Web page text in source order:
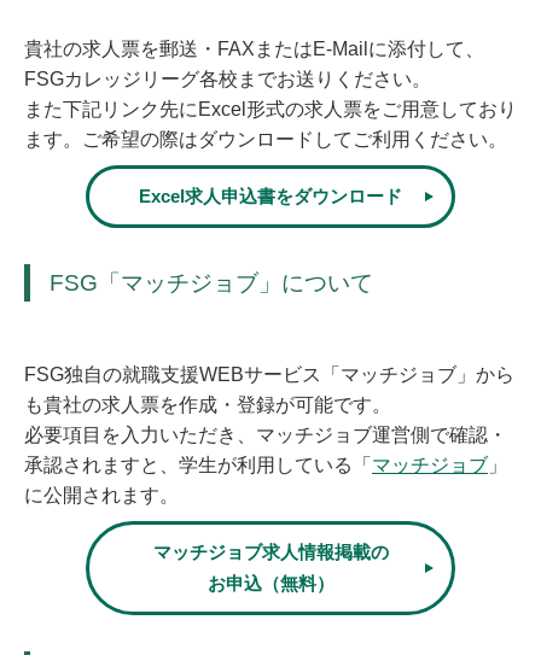
貴社の求人票を郵送・FAXまたはE-Mailに添付して、
FSGカレッジリーグ各校までお送りください。
また下記リンク先にExcel形式の求人票をご用意しており
ます。ご希望の際はダウンロードしてご利用ください。
Excel求人申込書をダウンロード
FSG「マッチジョブ」について
FSG独自の就職支援WEBサービス「マッチジョブ」から
も貴社の求人票を作成・登録が可能です。
必要項目を入力いただき、マッチジョブ運営側で確認・
承認されますと、学生が利用している「 マッチジョブ 」
に公開されます。
マッチジョブ求人情報掲載の
お申込（無料）